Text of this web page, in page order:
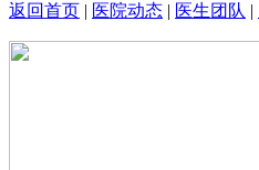
返回首页 | 医院动态 | 医生团队 |